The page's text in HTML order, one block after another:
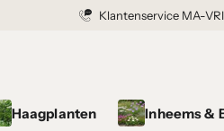
Klantenservice MA-
Haagplanten Inheems &